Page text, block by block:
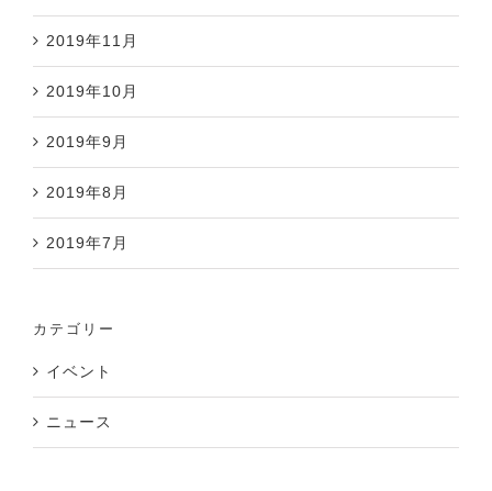
2019年11月
2019年10月
2019年9月
2019年8月
2019年7月
カテゴリー
イベント
ニュース